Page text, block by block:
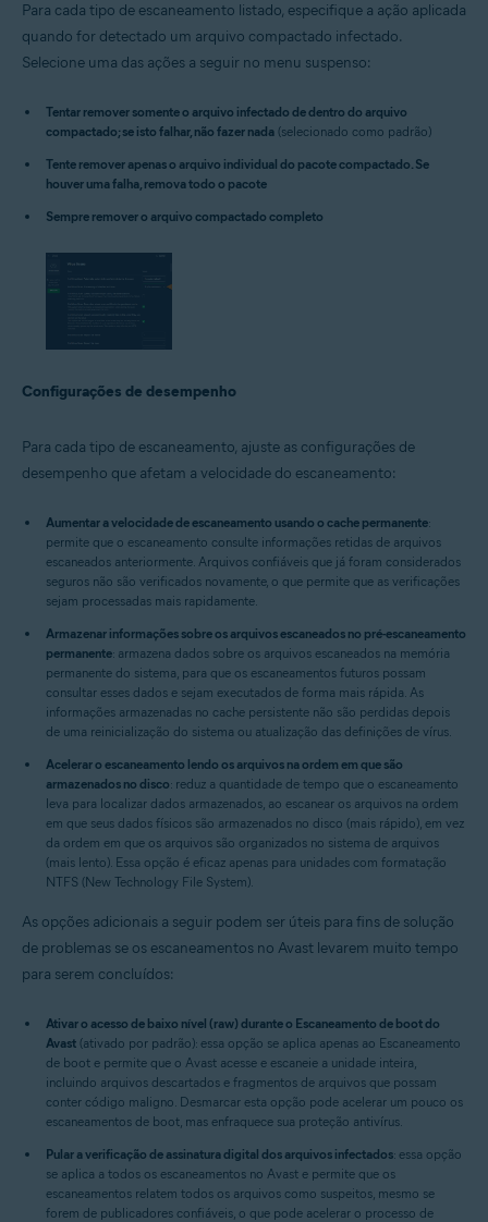
Para cada tipo de escaneamento listado, especifique a ação aplicada
quando for detectado um arquivo compactado infectado.
Selecione uma das ações a seguir no menu suspenso:
Tentar remover somente o arquivo infectado de dentro do arquivo
compactado; se isto falhar, não fazer nada (selecionado como padrão)
Tente remover apenas o arquivo individual do pacote compactado. Se
houver uma falha, remova todo o pacote
Sempre remover o arquivo compactado completo
Configurações de desempenho
Para cada tipo de escaneamento, ajuste as configurações de
desempenho que afetam a velocidade do escaneamento:
Aumentar a velocidade de escaneamento usando o cache permanente:
permite que o escaneamento consulte informações retidas de arquivos
escaneados anteriormente. Arquivos confiáveis que já foram considerados
seguros não são verificados novamente, o que permite que as verificações
sejam processadas mais rapidamente.
Armazenar informações sobre os arquivos escaneados no pré-escaneamento
permanente: armazena dados sobre os arquivos escaneados na memória
permanente do sistema, para que os escaneamentos futuros possam
consultar esses dados e sejam executados de forma mais rápida. As
informações armazenadas no cache persistente não são perdidas depois
de uma reinicialização do sistema ou atualização das definições de vírus.
Acelerar o escaneamento lendo os arquivos na ordem em que são
armazenados no disco: reduz a quantidade de tempo que o escaneamento
leva para localizar dados armazenados, ao escanear os arquivos na ordem
em que seus dados físicos são armazenados no disco (mais rápido), em vez
da ordem em que os arquivos são organizados no sistema de arquivos
(mais lento). Essa opção é eficaz apenas para unidades com formatação
NTFS (New Technology File System).
As opções adicionais a seguir podem ser úteis para fins de solução
de problemas se os escaneamentos no Avast levarem muito tempo
para serem concluídos:
Ativar o acesso de baixo nível (raw) durante o Escaneamento de boot do
Avast (ativado por padrão): essa opção se aplica apenas ao Escaneamento
de boot e permite que o Avast acesse e escaneie a unidade inteira,
incluindo arquivos descartados e fragmentos de arquivos que possam
conter código maligno. Desmarcar esta opção pode acelerar um pouco os
escaneamentos de boot, mas enfraquece sua proteção antivírus.
Pular a verificação de assinatura digital dos arquivos infectados: essa opção
se aplica a todos os escaneamentos no Avast e permite que os
escaneamentos relatem todos os arquivos como suspeitos, mesmo se
forem de publicadores confiáveis, o que pode acelerar o processo de